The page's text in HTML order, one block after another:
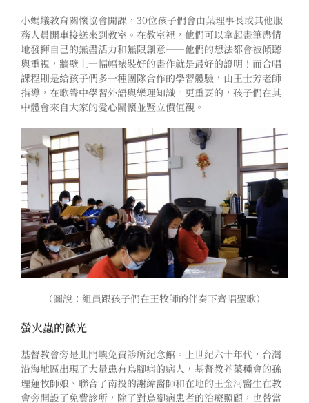
小螞蟻教育關懷協會開課，30位孩子們會由葉理事長或其他服
務人員開車接送來到教室。在教室裡，他們可以拿起畫筆盡情
地發揮自己的無盡活力和無限創意——他們的想法都會被傾聽
與重視，牆壁上一幅幅裱裝好的畫作就是最好的證明！而合唱
課程則是給孩子們多一種團隊合作的學習體驗，由王士芳老師
指導，在歌聲中學習外語與樂理知識。更重要的，孩子們在其
中體會來自大家的愛心關懷並豎立價值觀。
（圖說：組員跟孩子們在王牧師的伴奏下齊唱聖歌）
螢火蟲的微光
基督教會旁是北門嶼免費診所紀念館。上世紀六十年代，台灣
沿海地區出現了大量患有烏腳病的病人，基督教芥菜種會的孫
理蓮牧師娘、聯合了南投的謝緯醫師和在地的王金河醫生在教
會旁開設了免費診所，除了對烏腳病患者的治療照顧，也替當